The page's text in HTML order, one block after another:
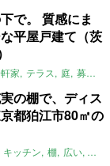
で。 質感にま
平屋戸建て（茨
家 テラス 庭 募集中
の棚で、ディス
都狛江市80㎡の
キッチン 棚 広い ガイ